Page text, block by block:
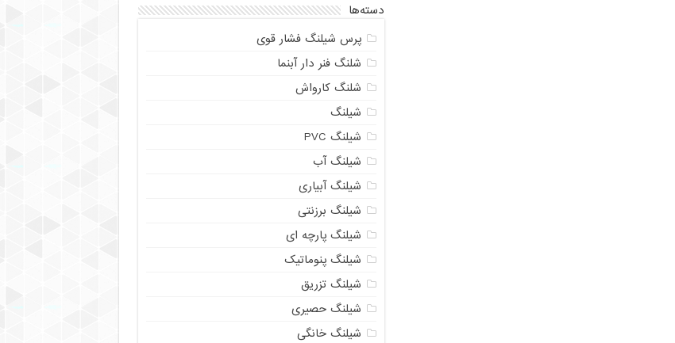
دسته‌ها
پرس شیلنگ فشار قوی
شلنگ فنر دار آبنما
شلنگ کارواش
شیلنگ
شیلنگ PVC
شیلنگ آب
شیلنگ آبیاری
شیلنگ برزنتی
شیلنگ پارچه ای
شیلنگ پنوماتیک
شیلنگ تزریق
شیلنگ حصیری
شیلنگ خانگی